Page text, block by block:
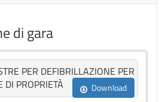
di gara
PER DEFIBRILLAZIONE PER
DI PROPRIETÀ
Download